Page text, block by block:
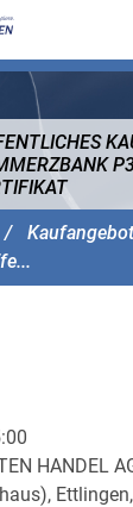
HANDEL